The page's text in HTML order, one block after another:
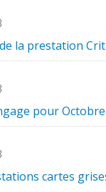
la prestation
pour Octobre
cartes